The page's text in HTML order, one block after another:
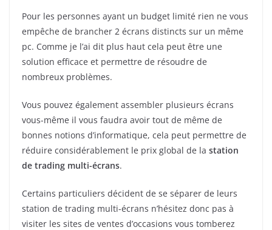
Pour les personnes ayant un budget limité rien ne vous
empêche de brancher 2 écrans distincts sur un même
pc. Comme je l’ai dit plus haut cela peut être une
solution efficace et permettre de résoudre de
nombreux problèmes.
Vous pouvez également assembler plusieurs écrans
vous-même il vous faudra avoir tout de même de
bonnes notions d’informatique, cela peut permettre de
réduire considérablement le prix global de la station
de trading multi-écrans.
Certains particuliers décident de se séparer de leurs
station de trading multi-écrans n’hésitez donc pas à
visiter les sites de ventes d’occasions vous tomberez